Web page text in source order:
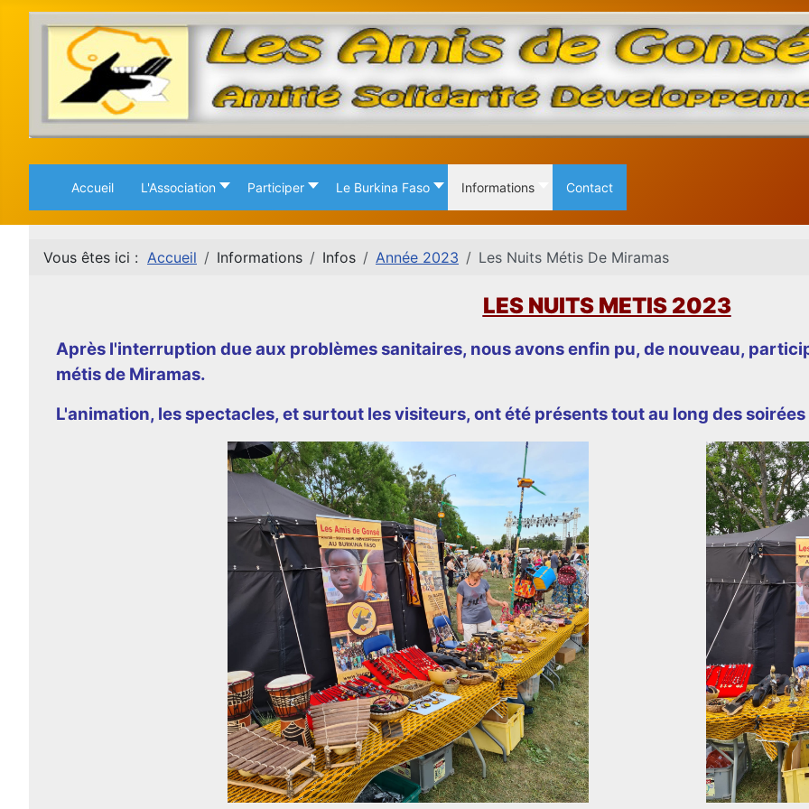
Accueil L'Association Participer Le Burkina Faso Informations Contact
Vous êtes ici : Accueil Informations Infos Année 2023 Les Nuits Métis De Miramas
LES NUITS METIS 2023
Après l'interruption due aux problèmes sanitaires, nous avons enfin pu, de nouveau,
métis de Miramas.
L'animation, les spectacles, et surtout les visiteurs, ont été présents tout au long des